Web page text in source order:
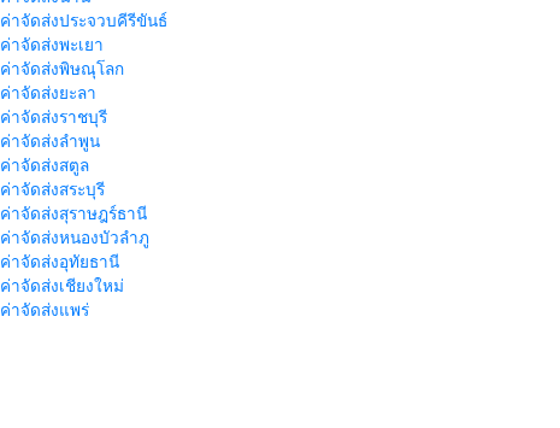
ค่าจัดส่งประจวบคีรีขันธ์
ค่าจัดส่งพะเยา
ค่าจัดส่งพิษณุโลก
ค่าจัดส่งยะลา
ค่าจัดส่งราชบุรี
ค่าจัดส่งลำพูน
ค่าจัดส่งสตูล
ค่าจัดส่งสระบุรี
ค่าจัดส่งสุราษฎร์ธานี
ค่าจัดส่งหนองบัวลำภู
ค่าจัดส่งอุทัยธานี
ค่าจัดส่งเชียงใหม่
ค่าจัดส่งแพร่